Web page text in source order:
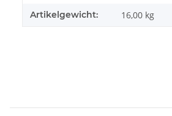
Artikelgewicht: 16,00 kg